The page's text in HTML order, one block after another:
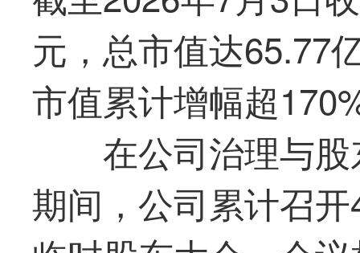
元，总市值达65.77
市值累计增幅超
在公司治理与
期间，公司累计召